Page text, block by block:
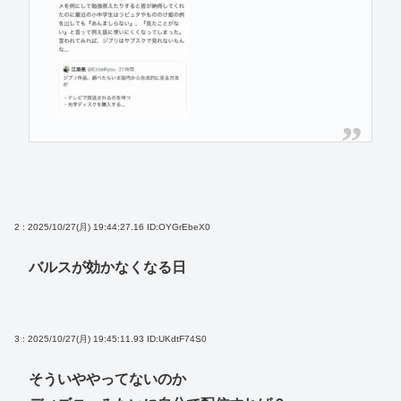
2 : 2025/10/27(月) 19:44:27.16 ID:OYGrEbeX0
バルスが効かなくなる日
3 : 2025/10/27(月) 19:45:11.93 ID:UKdtF74S0
そういややってないのか